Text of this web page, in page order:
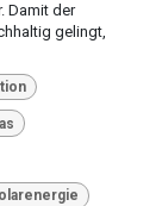
Damit der
gelingt,